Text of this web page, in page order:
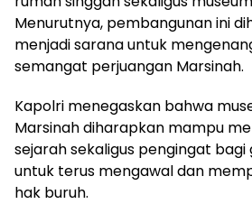
Menurutnya, pembangunan ini
menjadi sarana untuk
semangat perjuangan Marsinah.
Kapolri menegaskan bahwa
Marsinah diharapkan mampu
sejarah sekaligus pengingat bagi
untuk terus mengawal dan
hak buruh.